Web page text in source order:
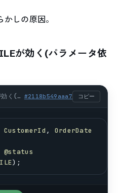
しの原因。
が効く(パラメータ依
パターン2: RECOMPILEが効く(パラメータ依存性高) (sql) #2118b549aaa7 コピー
CustomerId , OrderDate
@status
);